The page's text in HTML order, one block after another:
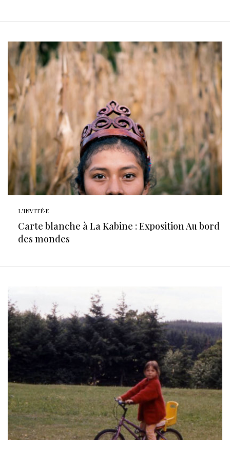
L'INVITÉ·E
Carte blanche à La Kabine : Exposition Au bord
des mondes